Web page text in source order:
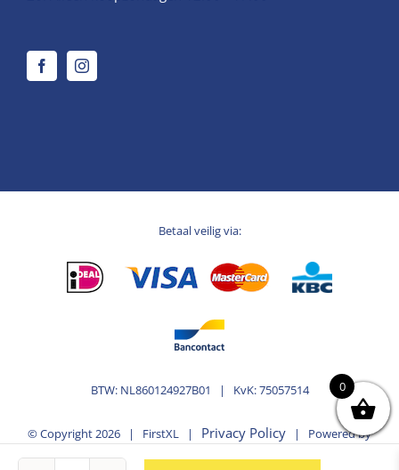
Betaal veilig via:
BTW: NL860124927B01 | KvK: 75057514
© Copyright2026 | FirstXL | Privacy Policy | Powered by
MplusKASSA Woocommerce&WooCommerce
0